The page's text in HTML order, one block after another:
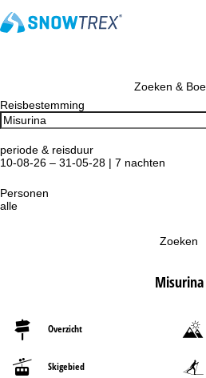
Zoeken &
Reisbestemming
periode & reisduur
10-08-26 – 31-05-28 | 7 nachten
Personen
alle
Zoeken
Misurina
Overzicht
Skigebied